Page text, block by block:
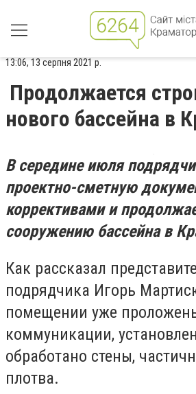
13:06, 13 серпня 2021 р.
Продолжается
нового бассейна в
В середине июля
проектно-сметную
коррективами и
сооружению бассейна в
Как рассказал
подрядчика Игорь
помещении уже
коммуникации,
обработано стены,
плотва.